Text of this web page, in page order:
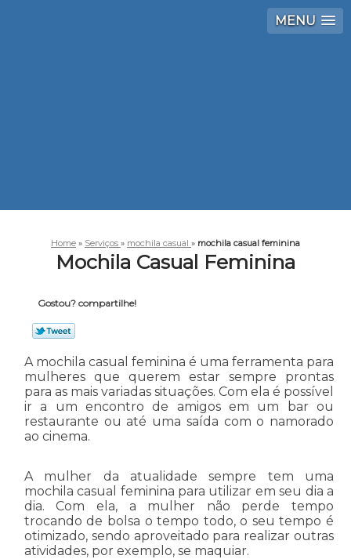
MENU
Home » Serviços » mochila casual » mochila casual feminina
Mochila Casual Feminina
Gostou? compartilhe!
A mochila casual feminina é uma ferramenta para
mulheres que querem estar sempre prontas
para as mais variadas situações. Com ela é possível
ir a um encontro de amigos em um bar ou
restaurante ou até uma saída com o namorado
ao cinema.
A mulher da atualidade sempre tem uma
mochila casual feminina para utilizar em seu dia a
dia. Com ela, a mulher não perde tempo
trocando de bolsa o tempo todo, o seu tempo é
otimizado, sendo aproveitado para realizar outras
atividades, por exemplo, se maquiar.